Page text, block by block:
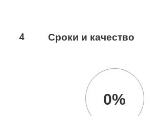
4 Сроки и качество
0%